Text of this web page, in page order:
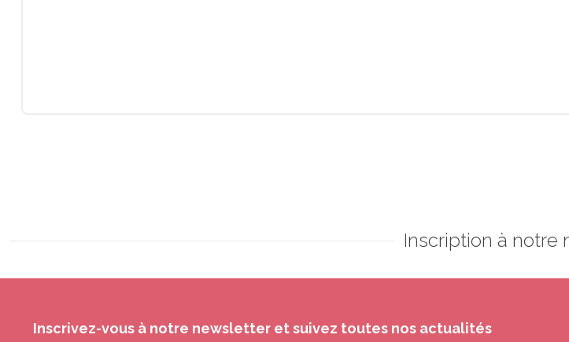
Inscription à notre
Inscrivez-vous à notre newsletter et suivez toutes nos actualités